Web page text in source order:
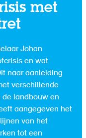
met
Johan
en wat
naar aanleiding
verschillende
landbouw en
aangegeven het
van het
tot een